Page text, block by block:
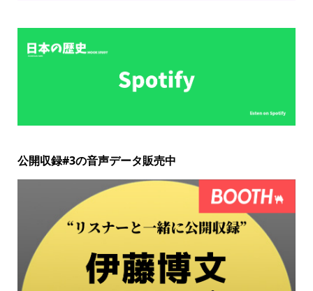
公開収録#3の音声データ販売中